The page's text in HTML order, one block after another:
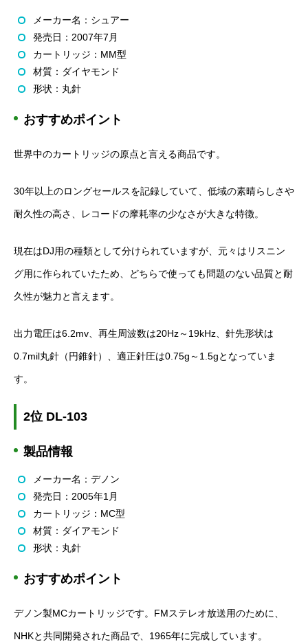
メーカー名：シュアー
発売日：2007年7月
カートリッジ：MM型
材質：ダイヤモンド
形状：丸針
おすすめポイント
世界中のカートリッジの原点と言える商品です。
30年以上のロングセールスを記録していて、低域の素晴らしさや
耐久性の高さ、レコードの摩耗率の少なさが大きな特徴。
現在はDJ用の種類として分けられていますが、元々はリスニン
グ用に作られていたため、どちらで使っても問題のない品質と耐
久性が魅力と言えます。
出力電圧は6.2mv、再生周波数は20Hz～19kHz、針先形状は
0.7mil丸針（円錐針）、適正針圧は0.75g～1.5gとなっていま
す。
2位 DL-103
製品情報
メーカー名：デノン
発売日：2005年1月
カートリッジ：MC型
材質：ダイアモンド
形状：丸針
おすすめポイント
デノン製MCカートリッジです。FMステレオ放送用のために、
NHKと共同開発された商品で、1965年に完成しています。